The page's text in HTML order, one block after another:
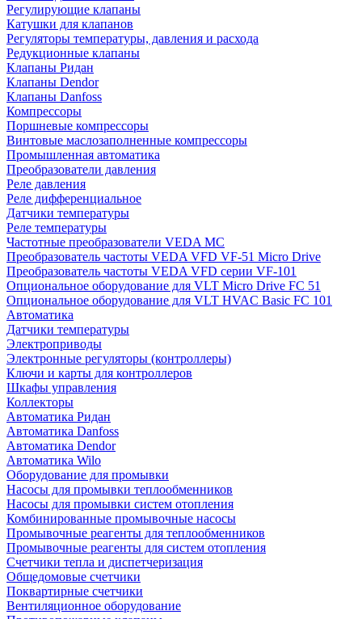
Регулирующие клапаны
Катушки для клапанов
Регуляторы температуры, давления и расхода
Редукционные клапаны
Клапаны Ридан
Клапаны Dendor
Клапаны Danfoss
Компрессоры
Поршневые компрессоры
Винтовые маслозаполненные компрессоры
Промышленная автоматика
Преобразователи давления
Реле давления
Реле дифференциальное
Датчики температуры
Реле температуры
Частотные преобразователи VEDA MC
Преобразователь частоты VEDA VFD VF-51 Micro Drive
Преобразователь частоты VEDA VFD серии VF-101
Опциональное оборудование для VLT Micro Drive FC 51
Опциональное оборудование для VLT HVAC Basic FC 101
Автоматика
Датчики температуры
Электроприводы
Электронные регуляторы (контроллеры)
Ключи и карты для контроллеров
Шкафы управления
Коллекторы
Автоматика Ридан
Автоматика Danfoss
Автоматика Dendor
Автоматика Wilo
Оборудование для промывки
Насосы для промывки теплообменников
Насосы для промывки систем отопления
Комбинированные промывочные насосы
Промывочные реагенты для теплообменников
Промывочные реагенты для систем отопления
Счетчики тепла и диспетчеризация
Общедомовые счетчики
Поквартирные счетчики
Вентиляционное оборудование